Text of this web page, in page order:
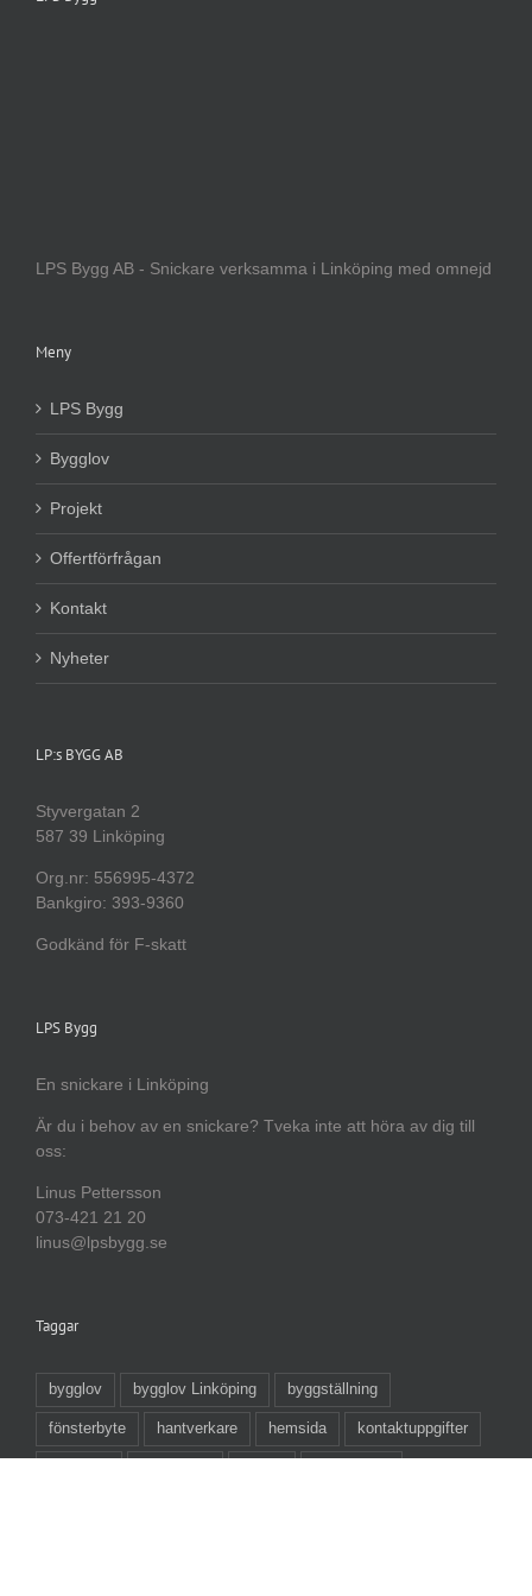
LPS Bygg AB - Snickare verksamma i Linköping med omnejd
Meny
LPS Bygg
Bygglov
Projekt
Offertförfrågan
Kontakt
Nyheter
LP:s BYGG AB
Styvergatan 2
587 39 Linköping
Org.nr: 556995-4372
Bankgiro: 393-9360
Godkänd för F-skatt
LPS Bygg
En snickare i Linköping
Är du i behov av en snickare? Tveka inte att höra av dig till
oss:
Linus Pettersson
073-421 21 20
linus@lpsbygg.se
Taggar
bygglov bygglov Linköping byggställning
fönsterbyte hantverkare hemsida kontaktuppgifter